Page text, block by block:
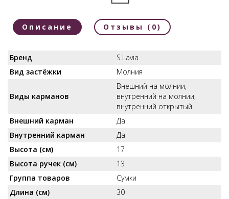
Описание Отзывы (0)
Бренд
S.Lavia
Вид застёжки
Молния
Виды карманов
Внешний на молнии,
внутренний на молнии,
внутренний открытый
Внешний карман
Да
Внутренний карман
Да
Высота (см)
17
Высота ручек (см)
13
Группа товаров
Сумки
Длина (см)
30